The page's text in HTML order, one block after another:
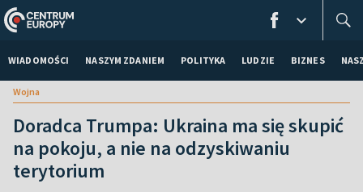
WIADOMOŚCI NASZYM ZDANIEM POLITYKA LUDZIE BIZNES
Wojna
Doradca Trumpa: Ukraina ma się skupić
na pokoju, a nie na odzyskiwaniu
terytorium